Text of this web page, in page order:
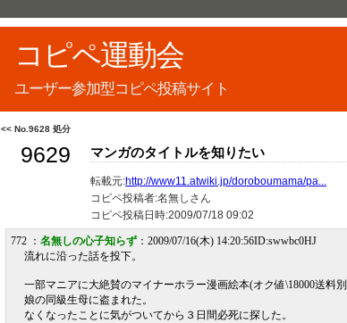
コピペ運動会
ユーザー参加型コピペ投稿サイト
<< No.9628 処分
9629 マンガのタイトルを知りたい
転載元:http://www11.atwiki.jp/doroboumama/pa...
コピペ投稿者:名無しさん
コピペ投稿日時:2009/07/18 09:02
772 ： 名無しの心子知らず ：2009/07/16(木) 14:20:56ID:swwbc0HJ
流れに沿った話を投下。
一部マニアに大絶賛のマイナーホラー漫画絵本(オク値\18000送料
娘の同級生母に盗まれた。
なくなったことに気がついてから３日間必死に探した。